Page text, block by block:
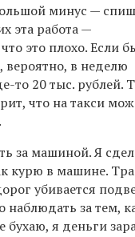
минус —
эта работа —
это плохо. Если
вероятно, в неделю
то 20 тыс. рублей.
что на такси
за машиной. Я
курю в машине.
убивается
наблюдать за тем,
бухаю, я деньги